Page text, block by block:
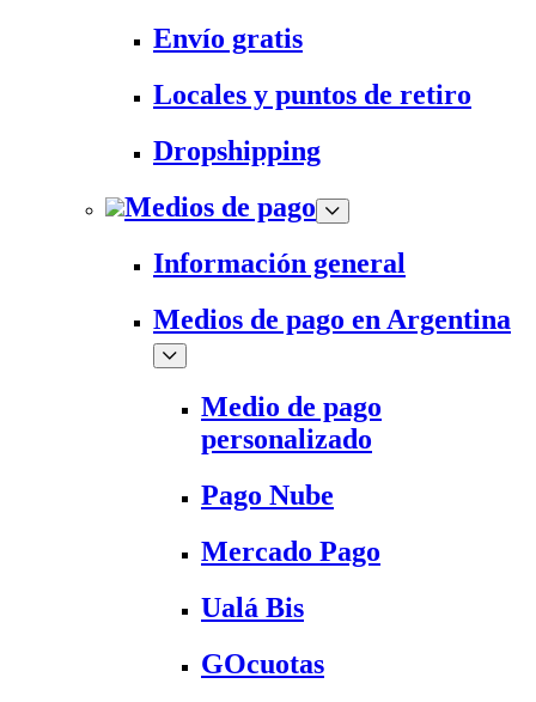
Envío gratis
Locales y puntos de retiro
Dropshipping
Medios de pago
Información general
Medios de pago en Argentina
Medio de pago
personalizado
Pago Nube
Mercado Pago
Ualá Bis
GOcuotas